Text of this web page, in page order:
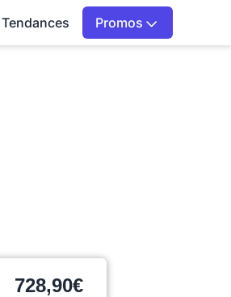
Tendances Promos
728,90€